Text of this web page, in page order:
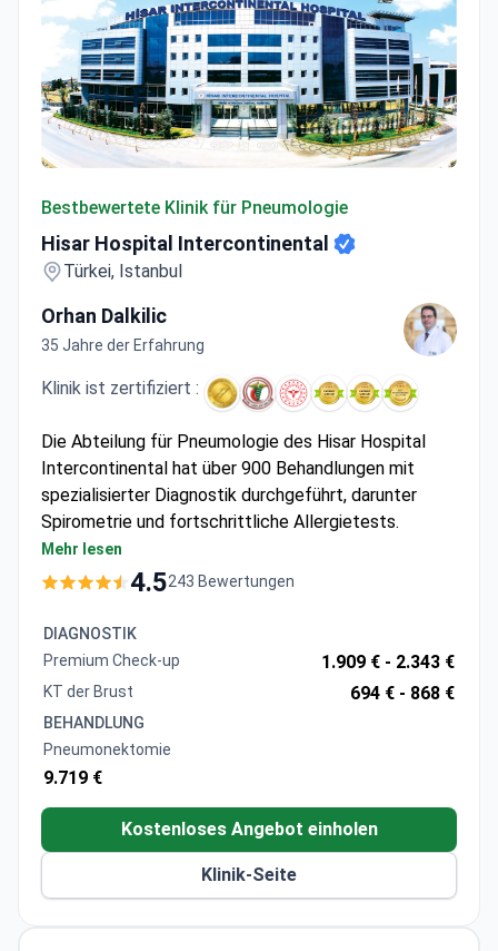
Bestbewertete Klinik für Pneumologie
Hisar Hospital Intercontinental
Türkei, Istanbul
Orhan Dalkilic
35 Jahre der Erfahrung
Klinik ist zertifiziert :
Die Abteilung für Pneumologie des Hisar Hospital
Intercontinental hat über 900 Behandlungen mit
spezialisierter Diagnostik durchgeführt, darunter
Spirometrie und fortschrittliche Allergietests.
Bietet umfassende Diagnostik wie ALEX-Tests
und bronchoskopische Ballondilatation
detaillierte Lungenbildgebung
JCI-akkreditierte Einrichtung, die internationale
Qualitätsstandards gewährleistet
Mehr lesen
4.5243 Bewertungen
DIAGNOSTIK
Premium Check-up
1.909 € - 2.343 €
KT der Brust 694 € - 868 €
BEHANDLUNG
Pneumonektomie
9.719 €
Kostenloses Angebot einholen
Klinik-Seite